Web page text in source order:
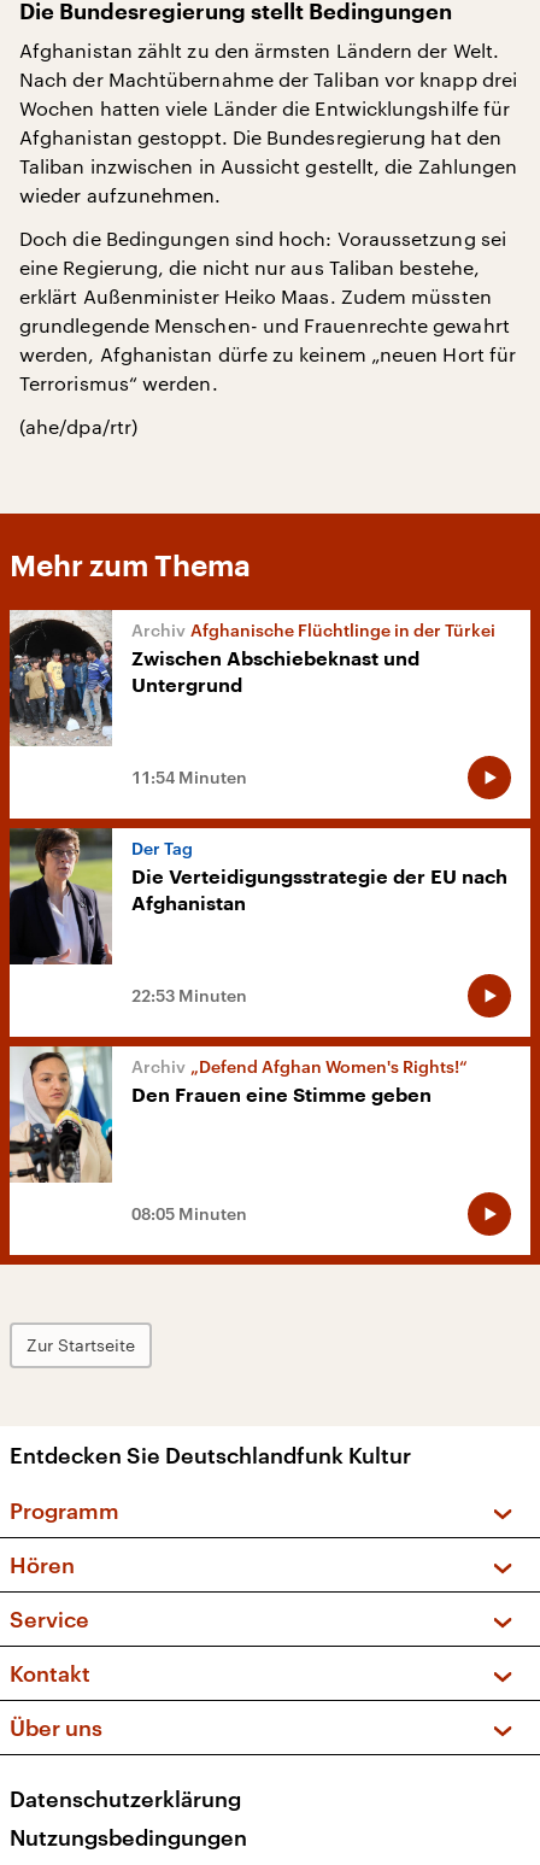
Die Bundesregierung stellt Bedingungen
Afghanistan zählt zu den ärmsten Ländern der Welt.
Nach der Machtübernahme der Taliban vor knapp drei
Wochen hatten viele Länder die Entwicklungshilfe für
Afghanistan gestoppt. Die Bundesregierung hat den
Taliban inzwischen in Aussicht gestellt, die Zahlungen
wieder aufzunehmen.
Doch die Bedingungen sind hoch: Voraussetzung sei
eine Regierung, die nicht nur aus Taliban bestehe,
erklärt Außenminister Heiko Maas. Zudem müssten
grundlegende Menschen- und Frauenrechte gewahrt
werden, Afghanistan dürfe zu keinem „neuen Hort für
Terrorismus“ werden.
(ahe/dpa/rtr)
Mehr zum Thema
Afghanische Flüchtlinge in der Türkei
Zwischen Abschiebeknast und
Untergrund
11:54 Minuten
Der Tag
Die Verteidigungsstrategie der EU nach
Afghanistan
22:53 Minuten
„Defend Afghan Women's Rights!“
Den Frauen eine Stimme geben
08:05 Minuten
Zur Startseite
Entdecken Sie Deutschlandfunk Kultur
Programm
Sendungen und Podcasts
Musikliste
Kakadu – Das Kinderprogramm
Hören
Frequenzen (UKW + DAB+)
Service
FAQ
Apps
Newsletter
Veranstaltungen
Kontakt
Social Media
Über uns
Presse
Karriere
Datenschutzerklärung
Nutzungsbedingungen